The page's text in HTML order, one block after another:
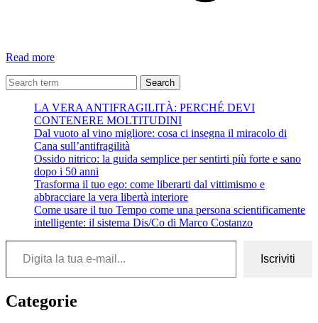
Read moreDal
“L’ultima
delle
favole”
–
Massimo
Gramellini
Search
LA VERA ANTIFRAGILITÀ: PERCHÉ DEVI
CONTENERE MOLTITUDINI
Dal vuoto al vino migliore: cosa ci insegna il miracolo di
Cana sull’antifragilità
Ossido nitrico: la guida semplice per sentirti più forte e sano
dopo i 50 anni
Trasforma il tuo ego: come liberarti dal vittimismo e
abbracciare la vera libertà interiore
Come usare il tuo Tempo come una persona scientificamente
intelligente: il sistema Dis/Co di Marco Costanzo
Digita la tua e-mail...
Iscriviti
Categorie